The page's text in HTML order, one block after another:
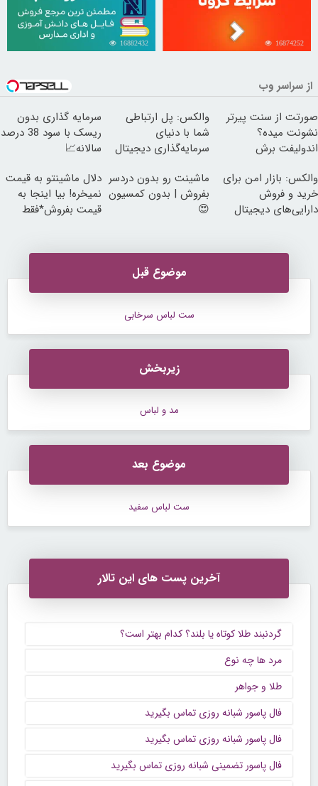
16874252
16882432
از سراسر وب
صورتت از سنت پیرتر
نشونت میده؟
اندولیفت برش
والکس: پل ارتباطی
شما با دنیای
سرمایه‌گذاری دیجیتال
سرمایه گذاری بدون
ریسک با سود 38 درصد
سالانه📈
والکس: بازار امن برای
خرید و فروش
دارایی‌های دیجیتال
ماشینت رو بدون دردسر
بفروش | بدون کمسیون
😍
دلال ماشینتو به قیمت
نمیخره! بیا اینجا به
قیمت بفروش*فقط
موضوع قبل
ست لباس سرخابی
زیربخش
مد و لباس
موضوع بعد
ست لباس سفید
آخرین پست های این تالار
گردنبند طلا کوتاه یا بلند؟ کدام بهتر است؟
مرد ها چه نوع
طلا و جواهر
فال پاسور شبانه روزی تماس بگیرید
فال پاسور شبانه روزی تماس بگیرید
فال پاسور تضمینی شبانه روزی تماس بگیرید